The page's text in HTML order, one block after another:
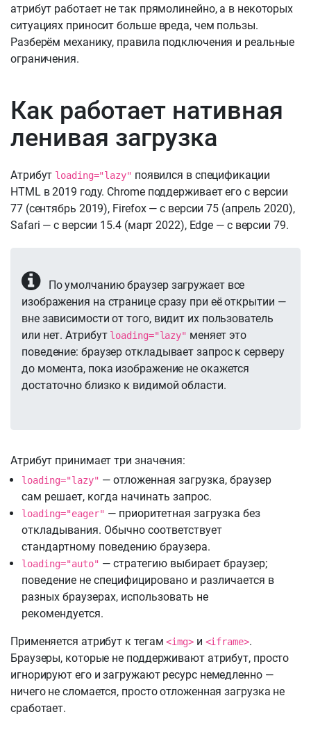
атрибут работает не так прямолинейно, а в некоторых
ситуациях приносит больше вреда, чем пользы.
Разберём механику, правила подключения и реальные
ограничения.
Как работает нативная
ленивая загрузка
Атрибут loading="lazy" появился в спецификации
HTML в 2019 году. Chrome поддерживает его с версии
77 (сентябрь 2019), Firefox — с версии 75 (апрель 2020),
Safari — с версии 15.4 (март 2022), Edge — с версии 79.
По умолчанию браузер загружает все
изображения на странице сразу при её открытии —
вне зависимости от того, видит их пользователь
или нет. Атрибут loading="lazy" меняет это
поведение: браузер откладывает запрос к серверу
до момента, пока изображение не окажется
достаточно близко к видимой области.
Атрибут принимает три значения:
loading="lazy" — отложенная загрузка, браузер
сам решает, когда начинать запрос.
loading="eager" — приоритетная загрузка без
откладывания. Обычно соответствует
стандартному поведению браузера.
loading="auto" — стратегию выбирает браузер;
поведение не специфицировано и различается в
разных браузерах, использовать не
рекомендуется.
Применяется атрибут к тегам<img>и <iframe>.
Браузеры, которые не поддерживают атрибут, просто
игнорируют его и загружают ресурс немедленно —
ничего не сломается, просто отложенная загрузка не
сработает.